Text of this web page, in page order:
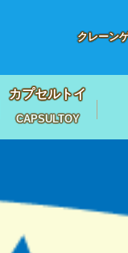
クレーン
カプセルトイ
CAPSULTOY